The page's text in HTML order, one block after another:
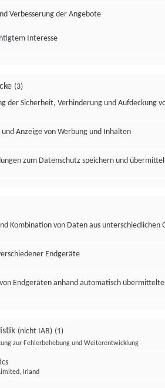
Verbesserung der Angebote
Interesse
(3)
der Sicherheit, Verhinderung und Aufdeckung
Anzeige von Werbung und Inhalten
zum Datenschutz speichern und
Kombination von Daten aus unterschiedlichen
Endgeräte
Endgeräten anhand automatisch
(nicht IAB) (1)
zur Fehlerbehebung und Weiterentwicklung
Irland